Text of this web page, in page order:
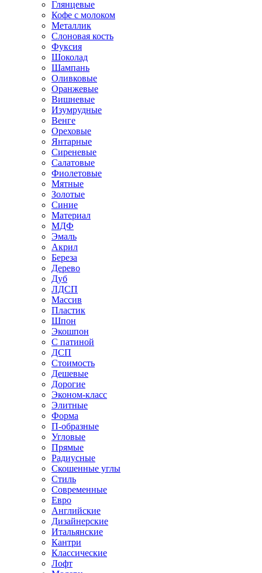
Глянцевые
Кофе с молоком
Металлик
Слоновая кость
Фуксия
Шоколад
Шампань
Оливковые
Оранжевые
Вишневые
Изумрудные
Венге
Ореховые
Янтарные
Сиреневые
Салатовые
Фиолетовые
Мятные
Золотые
Синие
Материал
МДФ
Эмаль
Акрил
Береза
Дерево
Дуб
ЛДСП
Массив
Пластик
Шпон
Экошпон
С патиной
ДСП
Стоимость
Дешевые
Дорогие
Эконом-класс
Элитные
Форма
П-образные
Угловые
Прямые
Радиусные
Скошенные углы
Стиль
Современные
Евро
Английские
Дизайнерские
Итальянские
Кантри
Классические
Лофт